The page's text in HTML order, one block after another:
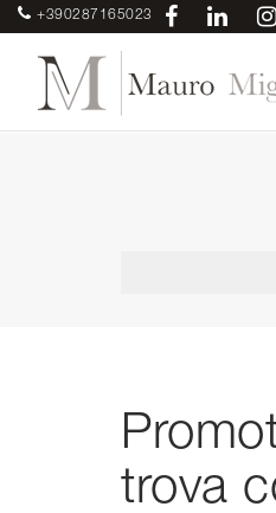
+390287165023
trova